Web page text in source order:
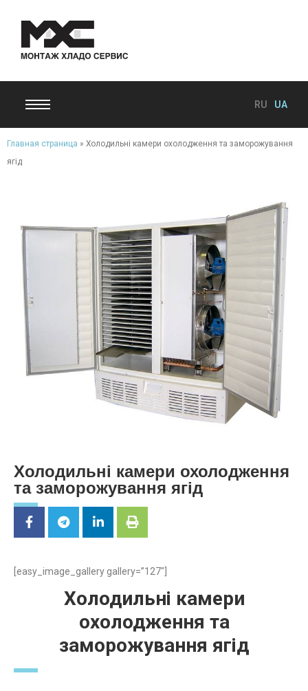
RU UA
Главная страница » Холодильні камери охолодження та заморожування
ягід
Холодильні камери охолодження
та заморожування ягід
[easy_image_gallery gallery=”127″]
Холодильні камери
охолодження та
заморожування ягід